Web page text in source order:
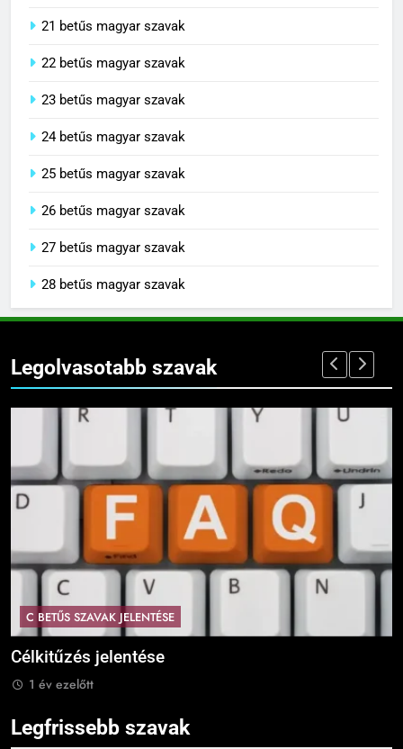
21 betűs magyar szavak
22 betűs magyar szavak
23 betűs magyar szavak
24 betűs magyar szavak
25 betűs magyar szavak
26 betűs magyar szavak
27 betűs magyar szavak
28 betűs magyar szavak
Legolvasotabb szavak
C BETŰS SZAVAK JELENTÉSE
Cingár jelentése
1 év ezelőtt
Legfrissebb szavak